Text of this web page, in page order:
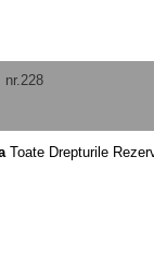
nr.228
Toate Drepturile